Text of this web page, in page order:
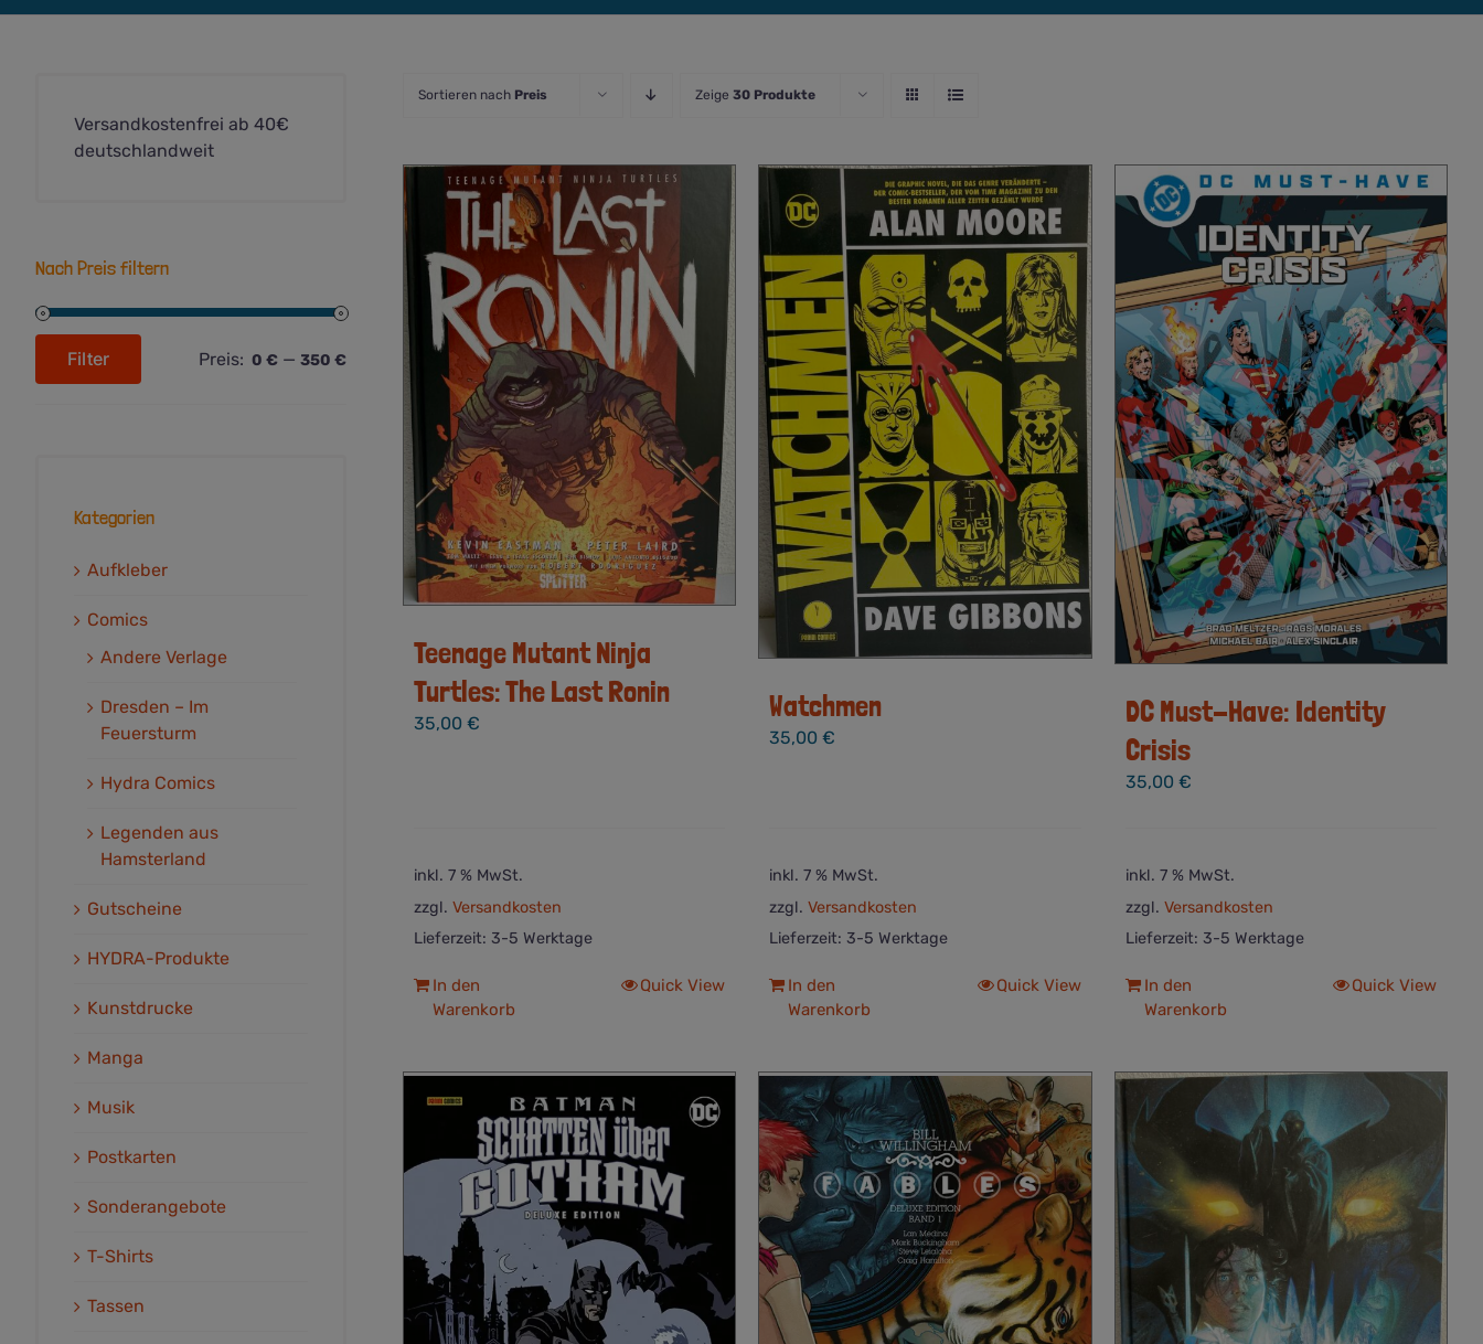
Sortieren nach Preis Zeige 30 Produkte
Teenage Mutant Ninja
Turtles: The Last Ronin
35,00 €
inkl. 7 % MwSt.
zzgl. Versandkosten
Lieferzeit: 3-5 Werktage
In den
Warenkorb
Quick View
Watchmen
35,00€
inkl. 7 % MwSt.
zzgl.Versandkosten
Lieferzeit: 3-5 Werktage
In den
Warenkorb
Quick View
DC Must-Have: Identity
Crisis
35,00 €
inkl. 7 % MwSt.
zzgl. Versandkosten
Lieferzeit: 3-5 Werktage
In den
Warenkorb
Quick View
Versandkostenfrei ab 40€
deutschlandweit
Nach Preis filtern
Max.
Filter Preis: 0 €— 350 €
Kategorien
Aufkleber
Comics
Andere Verlage
Dresden – Im
Feuersturm
Hydra Comics
Legenden aus
Hamsterland
Gutscheine
HYDRA-Produkte
Kunstdrucke
Manga
Musik
Postkarten
Sonderangebote
T-Shirts
Tassen